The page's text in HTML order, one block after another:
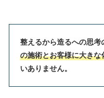
整えるから造るへの思
の施術とお客様に大きな
いありません。